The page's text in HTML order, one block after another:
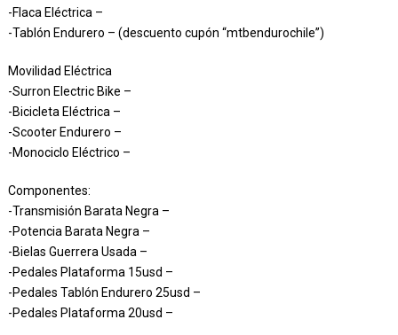
-Flaca Eléctrica –
-Tablón Endurero – (descuento cupón “mtbendurochile”)
Movilidad Eléctrica
-Surron Electric Bike –
-Bicicleta Eléctrica –
-Scooter Endurero –
-Monociclo Eléctrico –
Componentes:
-Transmisión Barata Negra –
-Potencia Barata Negra –
-Bielas Guerrera Usada –
-Pedales Plataforma 15usd –
-Pedales Tablón Endurero 25usd –
-Pedales Plataforma 20usd –